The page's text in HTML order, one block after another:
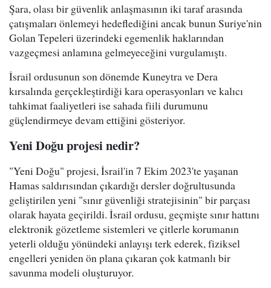
Şara, olası bir güvenlik anlaşmasının iki taraf arasında
çatışmaları önlemeyi hedeflediğini ancak bunun Suriye'nin
Golan Tepeleri üzerindeki egemenlik haklarından
vazgeçmesi anlamına gelmeyeceğini vurgulamıştı.
İsrail ordusunun son dönemde Kuneytra ve Dera
kırsalında gerçekleştirdiği kara operasyonları ve kalıcı
tahkimat faaliyetleri ise sahada fiili durumunu
güçlendirmeye devam ettiğini gösteriyor.
Yeni Doğu projesi nedir?
"Yeni Doğu" projesi, İsrail'in 7 Ekim 2023'te yaşanan
Hamas saldırısından çıkardığı dersler doğrultusunda
geliştirilen yeni "sınır güvenliği stratejisinin" bir parçası
olarak hayata geçirildi. İsrail ordusu, geçmişte sınır hattını
elektronik gözetleme sistemleri ve çitlerle korumanın
yeterli olduğu yönündeki anlayışı terk ederek, fiziksel
engelleri yeniden ön plana çıkaran çok katmanlı bir
savunma modeli oluşturuyor.